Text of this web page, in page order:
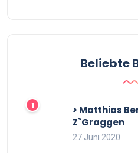
Beliebte
> Matthias
Z`Graggen
27 Juni 2020